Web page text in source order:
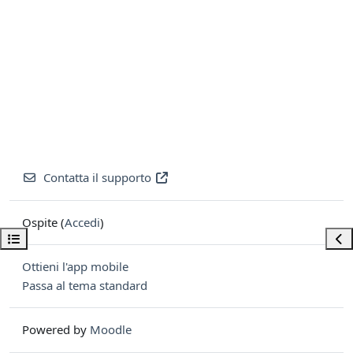
Apri indice del corso
Contatta il supporto
Ospite (Accedi)
Ottieni l'app mobile
Passa al tema standard
Powered by Moodle